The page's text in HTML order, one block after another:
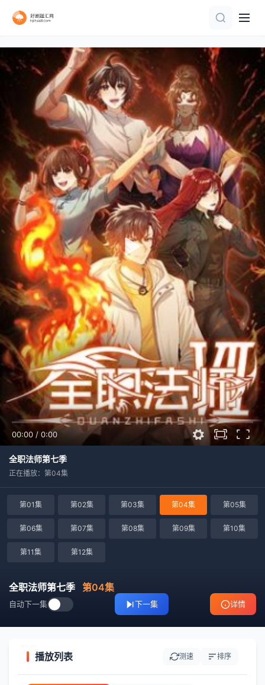
00:00 / 0:00
全职法师第七季
正在播放：第04集
第01集 第02集 第03集 第04集 第05集
第06集 第07集 第08集 第09集 第10集
第11集 第12集
全职法师第七季 第04集
自动下一集 下一集 详情
播放列表 测速 排序
第14集
第8集完结
第3集
第15集
第64集完结
更新至04集
HD国语
第17集完结
已完结 共13集
已完结